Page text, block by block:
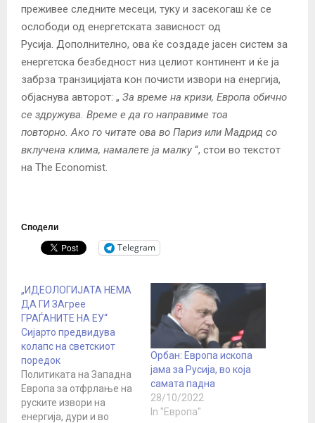
преживее следните месеци, туку и засекогаш ќе се
ослободи од енергетската зависност од
Русија. Дополнително, ова ќе создаде јасен систем за
енергетска безбедност низ целиот континент и ќе ја
забрза транзицијата кон почисти извори на енергија,
објаснува авторот: „ За време на кризи, Европа обично
се здружува. Време е да го направиме тоа
повторно. Ако го читате ова во Париз или Мадрид со
вклучена клима, намалете ја малку “, стои во текстот
на The Economist.
Сподели
Telegram
„ИДЕОЛОГИЈАТА НЕМА
ДА ГИ ЗАгрее
ГРАЃАНИТЕ НА ЕУ“
Сијарто предвидува
колапс на светскиот
поредок
Политиката на Западна
Европа за отфрлање на
руските извори на
енергија, дури и во
Орбан: Европа ископа
јама за Русија, во која
самата падна
28/10/2022
In "Европа"